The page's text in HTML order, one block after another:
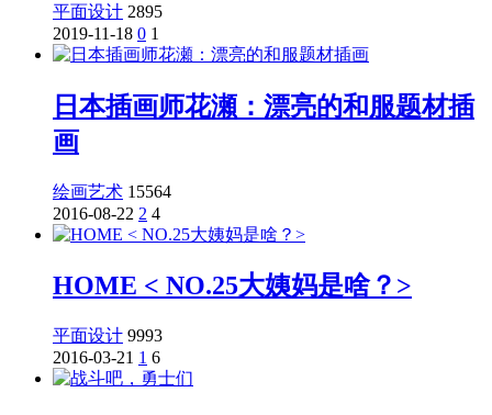
平面设计 2895
2019-11-18 0 1
日本插画师花瀬：漂亮的和服题材插
画
绘画艺术 15564
2016-08-22 2 4
HOME < NO.25大姨妈是啥？>
平面设计 9993
2016-03-21 1 6